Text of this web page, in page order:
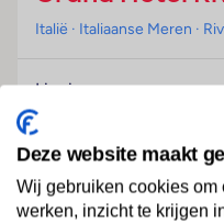
Italië · Italiaanse Meren ·
Ligging
Dit hotel ligt in de buurt
Riva del Garda.
Hotelfaciliteiten
Het vriendelijke
Deze website maakt
Wij gebruiken cookies om
werken, inzicht te krijgen